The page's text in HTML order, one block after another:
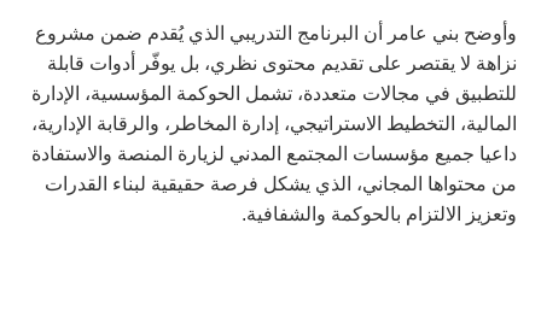
وأوضح بني عامر أن البرنامج التدريبي الذي يُقدم ضمن مشروع
نزاهة لا يقتصر على تقديم محتوى نظري، بل يوفّر أدوات قابلة
للتطبيق في مجالات متعددة، تشمل الحوكمة المؤسسية، الإدارة
المالية، التخطيط الاستراتيجي، إدارة المخاطر، والرقابة الإدارية،
داعيا جميع مؤسسات المجتمع المدني لزيارة المنصة والاستفادة
من محتواها المجاني، الذي يشكل فرصة حقيقية لبناء القدرات
وتعزيز الالتزام بالحوكمة والشفافية.